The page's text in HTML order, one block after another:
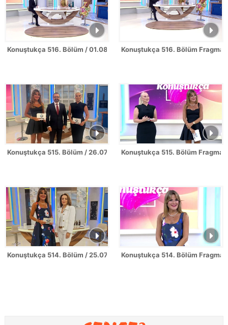
Konuştukça 516. Bölüm / 01.08.2026Konuştukça 516. Bölüm
Konuştukça 515. Bölüm / 26.07.2026Konuştukça 515. Bölüm
Konuştukça 514. Bölüm / 25.07.2026Konuştukça 514. Bölüm